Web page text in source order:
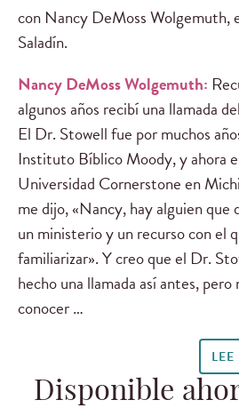
con Nancy DeMoss Wolgemuth,
Saladín.
Nancy DeMoss Wolgemuth:
algunos años recibí una llamada
El Dr. Stowell fue por muchos
Instituto Bíblico Moody, y ahora
Universidad Cornerstone en
me dijo, «Nancy, hay alguien que
un ministerio y un recurso con el
familiarizar». Y creo que el Dr.
hecho una llamada así antes,
conocer …
Disponible